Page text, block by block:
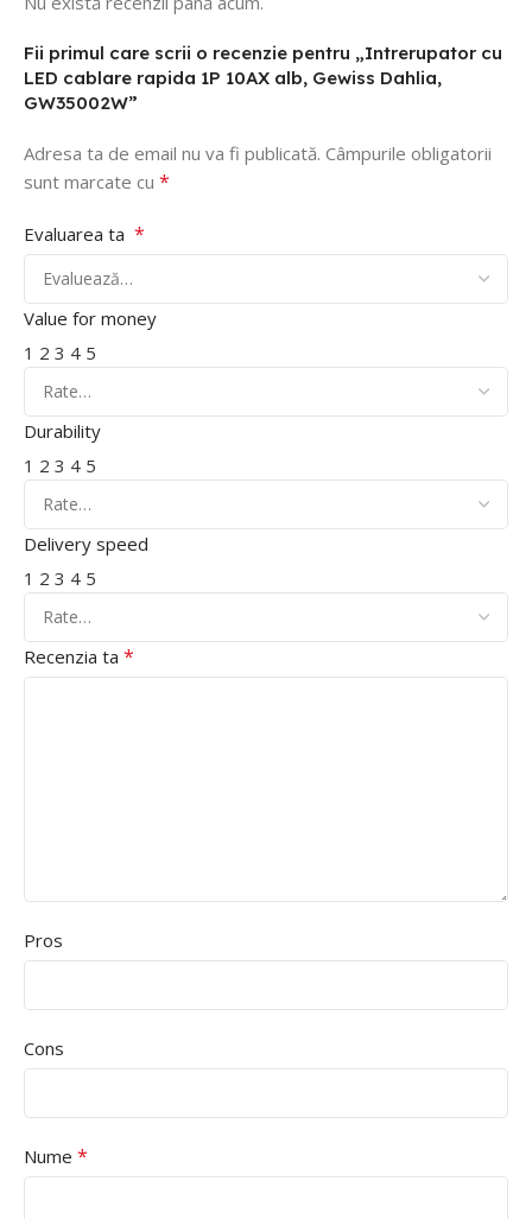
Fii primul care scrii o recenzie pentru „Intrerupator cu
LED cablare rapida 1P 10AX alb, Gewiss Dahlia,
GW35002W”
Adresa ta de email nu va fi publicată. Câmpurile obligatorii
sunt marcate cu *
Evaluarea ta *
Value for money
1 2 3 4 5
Durability
1 2 3 4 5
Delivery speed
1 2 3 4 5
Recenzia ta *
Pros
Cons
Nume *